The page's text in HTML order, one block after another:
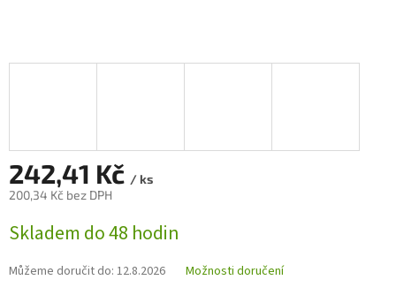
242,41 Kč / ks
200,34 Kč bez DPH
cena:
Skladem do 48 hodin
Můžeme doručit do: 12.8.2026 Možnosti doručení